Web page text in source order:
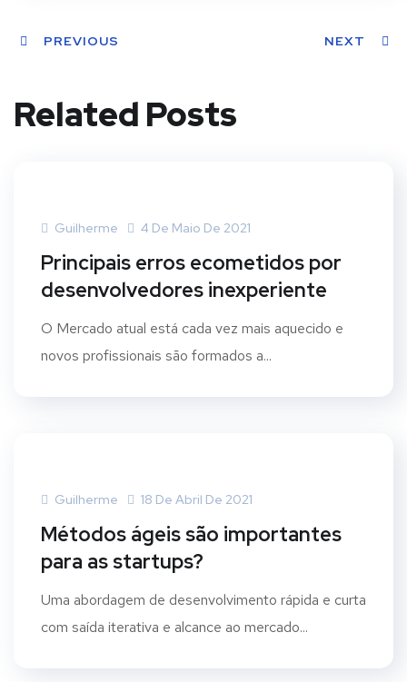
PREVIOUS NEXT
Related Posts
Guilherme 4 De Maio De 2021
Principais erros ecometidos por
desenvolvedores inexperiente
O Mercado atual está cada vez mais aquecido e
novos profissionais são formados a...
Guilherme 18 De Abril De 2021
Métodos ágeis são importantes
para as startups?
Uma abordagem de desenvolvimento rápida e curta
com saída iterativa e alcance ao mercado...